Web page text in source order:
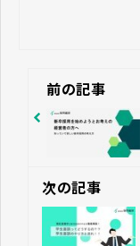
前の記事
次の記事